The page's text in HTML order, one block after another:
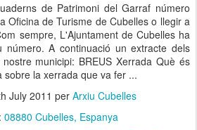
de Patrimoni del Garraf número
Oficina de Turisme de Cubelles o llegir a
sempre, L'Ajuntament de Cubelles ha
número. A continuació un extracte dels
municipi: BREUS Xerrada Què és
sobre la xerrada que va fer ...
July 2011 per Arxiu Cubelles
08880 Cubelles, Espanya